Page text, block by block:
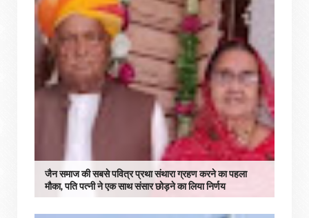
जैन समाज की सबसे पवित्र प्रथा संथारा ग्रहण करने का पहला
मौका, पति पत्नी ने एक साथ संसार छोड़ने का लिया निर्णय